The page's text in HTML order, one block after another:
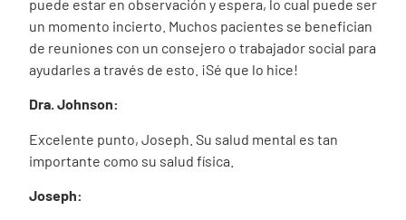
puede estar en observación y espera, lo cual puede ser
un momento incierto. Muchos pacientes se benefician
de reuniones con un consejero o trabajador social para
ayudarles a través de esto. ¡Sé que lo hice!
Dra. Johnson:
Excelente punto, Joseph. Su salud mental es tan
importante como su salud física.
Joseph: